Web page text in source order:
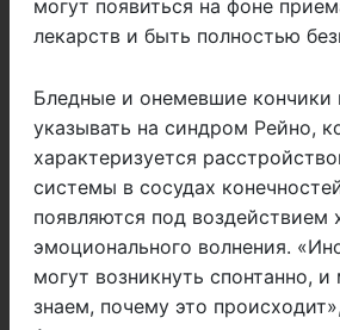
могут появиться на фоне
лекарств и быть полностью
Бледные и онемевшие кончики
указывать на синдром Рейно,
характеризуется
системы в сосудах
появляются под воздействием
эмоционального волнения.
могут возникнуть спонтанно,
знаем, почему это